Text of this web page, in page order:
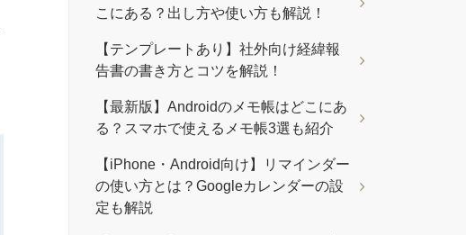
こにある？出し方や使い方も解説！
【テンプレートあり】社外向け経緯報
告書の書き方とコツを解説！
【最新版】Androidのメモ帳はどこにあ
る？スマホで使えるメモ帳3選も紹介
【iPhone・Android向け】リマインダー
の使い方とは？Googleカレンダーの設
定も解説